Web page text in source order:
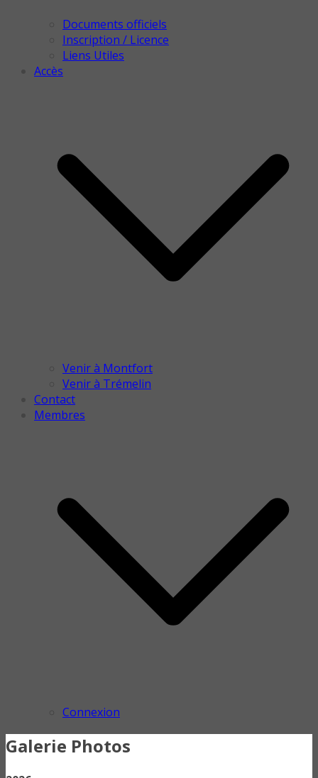
Documents officiels
Inscription / Licence
Liens Utiles
Accès
Venir à Montfort
Venir à Trémelin
Contact
Membres
Connexion
Galerie Photos